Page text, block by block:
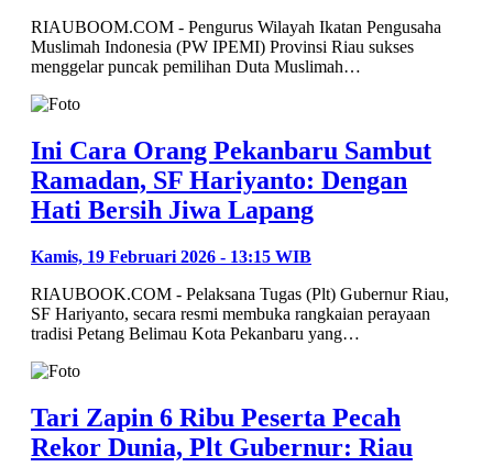
RIAUBOOM.COM - Pengurus Wilayah Ikatan Pengusaha
Muslimah Indonesia (PW IPEMI) Provinsi Riau sukses
menggelar puncak pemilihan Duta Muslimah…
Ini Cara Orang Pekanbaru Sambut
Ramadan, SF Hariyanto: Dengan
Hati Bersih Jiwa Lapang
Kamis, 19 Februari 2026 - 13:15 WIB
RIAUBOOK.COM - Pelaksana Tugas (Plt) Gubernur Riau,
SF Hariyanto, secara resmi membuka rangkaian perayaan
tradisi Petang Belimau Kota Pekanbaru yang…
Tari Zapin 6 Ribu Peserta Pecah
Rekor Dunia, Plt Gubernur: Riau